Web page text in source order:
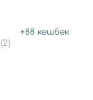
+88 кешбек
(2)